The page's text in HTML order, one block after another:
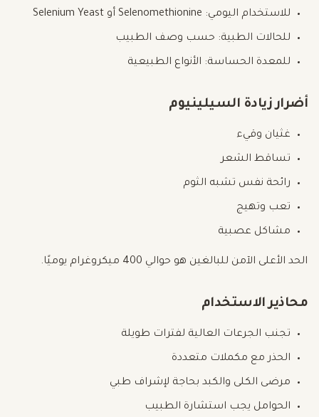
للاستخدام اليومي: Selenomethionine أو Selenium Yeast
للحالات الطبية: حسب وصف الطبيب
للمعدة الحساسة: الأنواع الطبيعية
أضرار زيادة السيلينيوم
غثيان وقيء
تساقط الشعر
رائحة نفس تشبه الثوم
تعب وتهيج
مشاكل عصبية
الحد الأعلى الآمن للبالغين هو حوالي 400 ميكروغرام يوميًا.
محاذير الاستخدام
تجنب الجرعات العالية لفترات طويلة
الحذر مع مكملات متعددة
مرضى الكلى والكبد بحاجة لإشراف طبي
الحوامل يجب استشارة الطبيب